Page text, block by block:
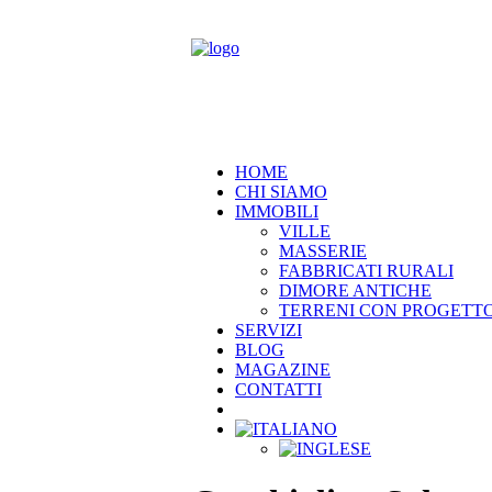
HOME
CHI SIAMO
IMMOBILI
VILLE
MASSERIE
FABBRICATI RURALI
DIMORE ANTICHE
TERRENI CON
SERVIZI
BLOG
MAGAZINE
CONTATTI